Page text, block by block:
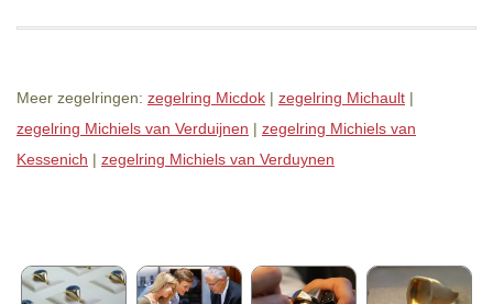
Meer zegelringen: zegelring Micdok | zegelring Michault |
zegelring Michiels van Verduijnen | zegelring Michiels van
Kessenich | zegelring Michiels van Verduynen